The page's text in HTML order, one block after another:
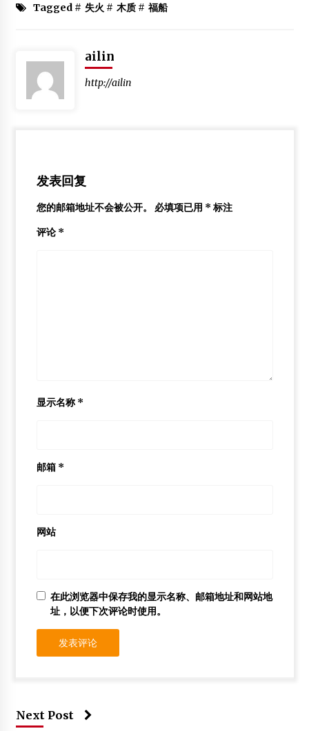
Tagged # 失火 # 木质# 福船
ailin
http://ailin
发表回复
您的邮箱地址不会被公开。 必填项已用 * 标注
评论 *
显示名称 *
邮箱 *
网站
在此浏览器中保存我的显示名称、邮箱地址和网站地
址，以便下次评论时使用。
Next Post